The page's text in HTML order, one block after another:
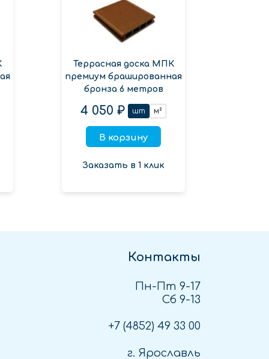
Террасная доска МПК
премиум брашированная
бронза 6 метров
4 050 ₽ шт м²
В корзину
Заказать в 1 клик
Контакты
Пн-Пт 9-17
Сб 9-13
+7 (4852) 49 33 00
г. Ярославль